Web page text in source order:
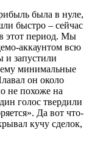
была в нуле,
быстро – сейчас
этот период. Мы
аккаунтом всю
и запустили
минимальные
он около
не похоже на
голос твердили
Да вот что-
кучу сделок,